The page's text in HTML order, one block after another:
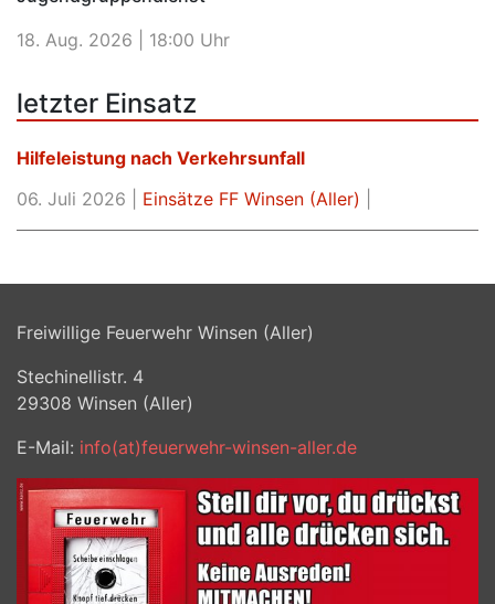
18. Aug. 2026 | 18:00 Uhr
letzter Einsatz
Hilfeleistung nach Verkehrsunfall
06. Juli 2026 | Einsätze FF Winsen (Aller)
Freiwillige Feuerwehr Winsen (Aller)
Stechinellistr. 4
29308 Winsen (Aller)
E-Mail: info(at)feuerwehr-winsen-aller.de